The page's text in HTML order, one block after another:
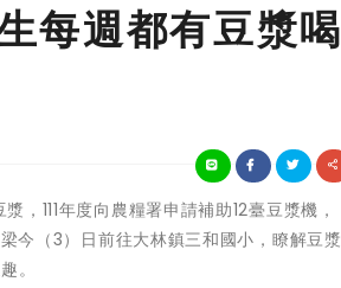
每週都有豆漿喝
111年度向農糧署申請補助12臺豆漿機，
今（3）日前往大林鎮三和國小，瞭解豆漿
。